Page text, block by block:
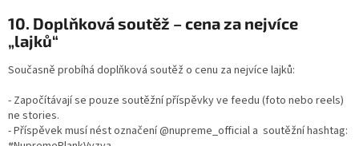
10. Doplňková soutěž – cena za nejvíce
„lajků“
Současně probíhá doplňková soutěž o cenu za nejvíce lajků:
- Započítávají se pouze soutěžní příspěvky ve feedu (foto nebo reels)
ne stories.
- Příspěvek musí nést označení @nupreme_official a soutěžní hashtag: